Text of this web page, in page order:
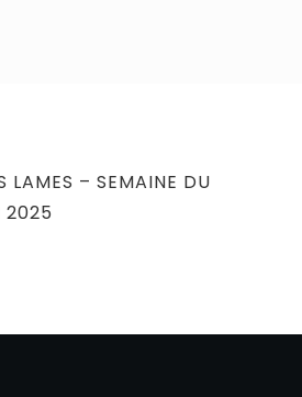
LAMES – SEMAINE DU
2025